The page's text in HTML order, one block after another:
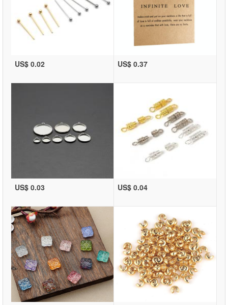
US$ 0.02 US$ 0.37
US$ 0.03 US$ 0.04